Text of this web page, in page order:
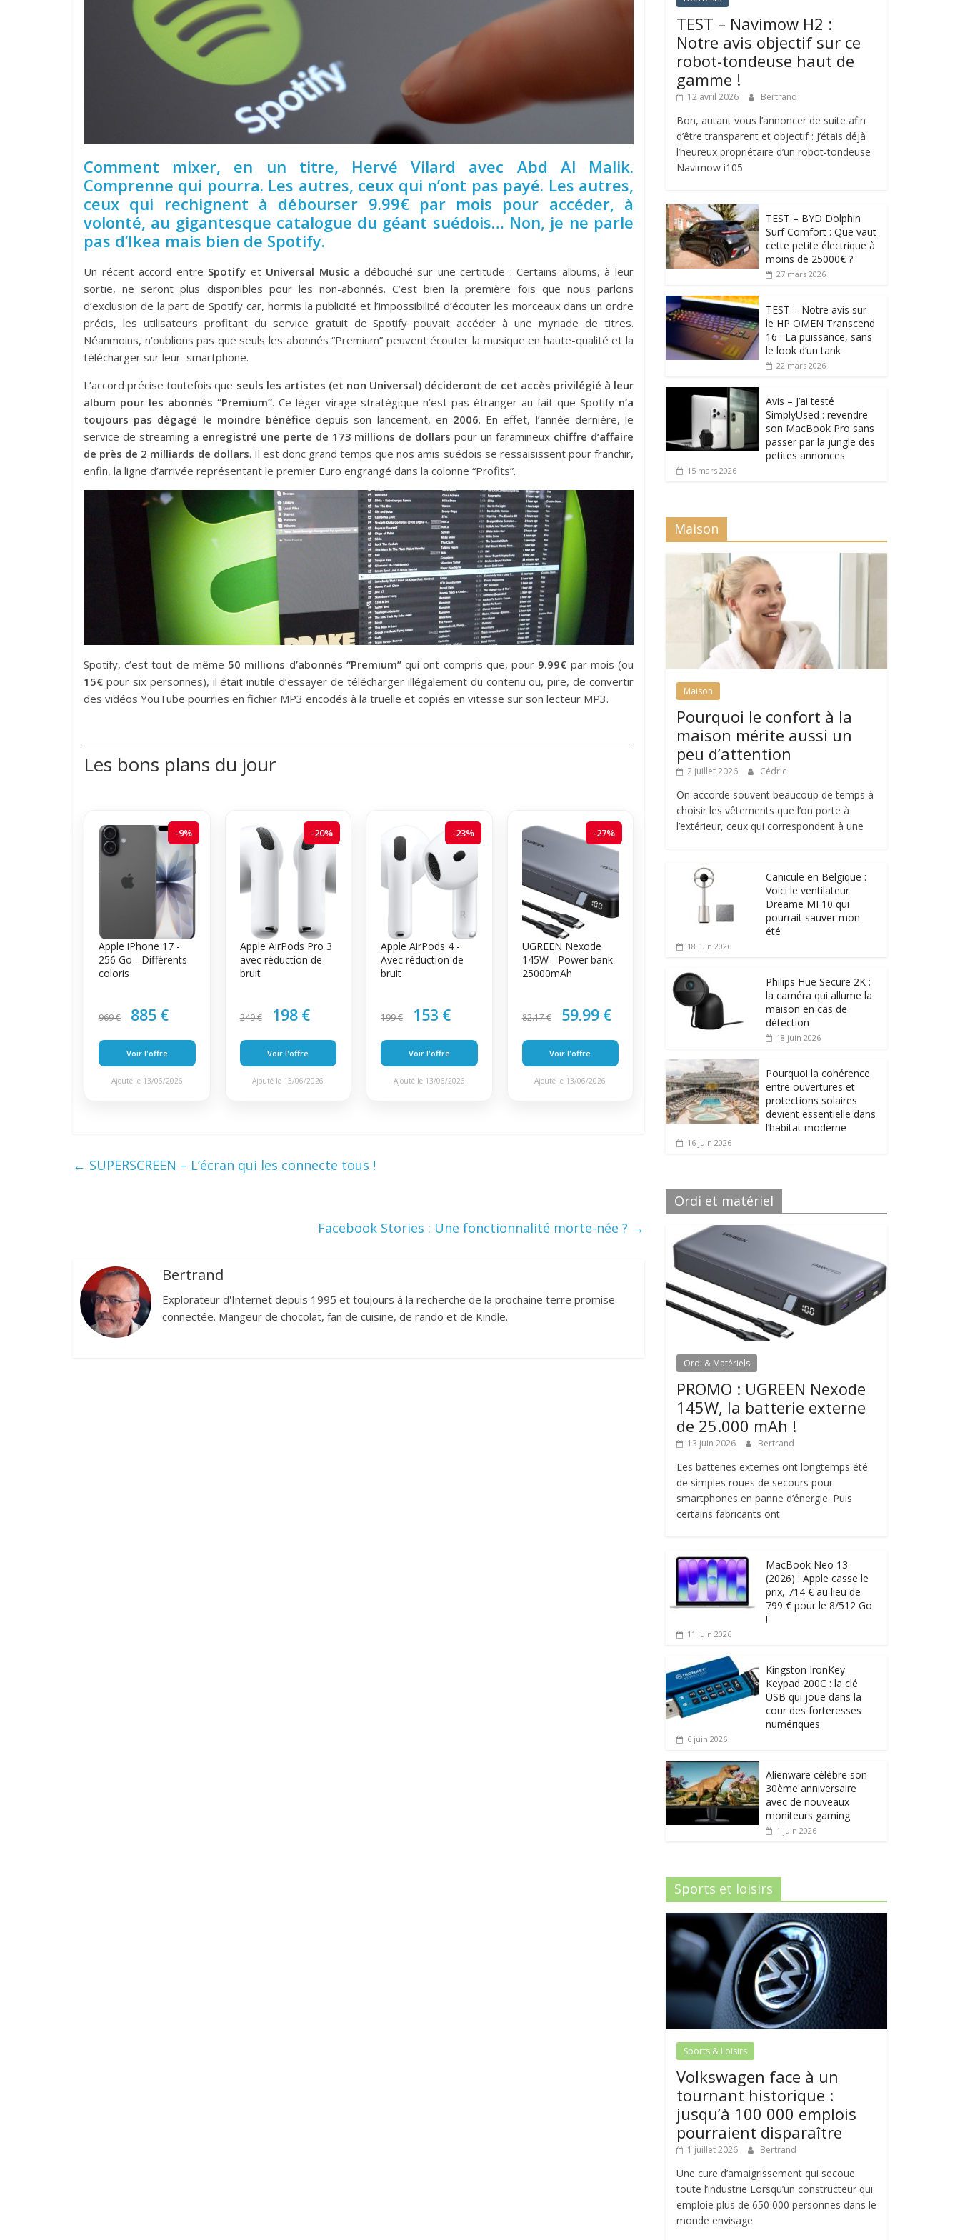
Comment mixer, en un titre, Hervé Vilard avec Abd Al Malik.
Comprenne qui pourra. Les autres, ceux qui n’ont pas payé. Les autres,
ceux qui rechignent à débourser 9.99€ par mois pour accéder, à
volonté, au gigantesque catalogue du géant suédois… Non, je ne parle
pas d’Ikea mais bien de Spotify.
Un récent accord entre Spotify et Universal Music a débouché sur une certitude : Certains albums, à leur
sortie, ne seront plus disponibles pour les non-abonnés. C’est bien la première fois que nous parlons
d’exclusion de la part de Spotify car, hormis la publicité et l’impossibilité d’écouter les morceaux dans un ordre
précis, les utilisateurs profitant du service gratuit de Spotify pouvait accéder à une myriade de titres.
Néanmoins, n’oublions pas que seuls les abonnés “Premium” peuvent écouter la musique en haute-qualité et la
télécharger sur leur smartphone.
L’accord précise toutefois que seuls les artistes (et non Universal) décideront de cet accès privilégié à leur
album pour les abonnés “Premium”. Ce léger virage stratégique n’est pas étranger au fait que Spotify n’a
toujours pas dégagé le moindre bénéfice depuis son lancement, en 2006. En effet, l’année dernière, le
service de streaming a enregistré une perte de 173 millions de dollars pour un faramineux chiffre d’affaire
de près de 2 milliards de dollars. Il est donc grand temps que nos amis suédois se ressaisissent pour franchir,
enfin, la ligne d’arrivée représentant le premier Euro engrangé dans la colonne “Profits”.
Spotify, c’est tout de même 50 millions d’abonnés “Premium”qui ont compris que, pour 9.99€ par mois (ou
15€ pour six personnes), il était inutile d’essayer de télécharger illégalement du contenu ou, pire, de convertir
des vidéos YouTube pourries en fichier MP3 encodés à la truelle et copiés en vitesse sur son lecteur MP3.
Les bons plans du jour
-9%
Apple iPhone 17 -
256 Go - Différents
coloris
969 € 885 €
Voir l'offre
Ajouté le 13/06/2026
-20%
Apple AirPods Pro 3
avec réduction de
bruit
249 € 198 €
Voir l'offre
Ajouté le 13/06/2026
-23%
Apple AirPods 4 -
Avec réduction de
bruit
199 € 153 €
Voir l'offre
Ajouté le 13/06/2026
-27%
UGREEN Nexode
145W - Power bank
25000mAh
82.17 € 59.99 €
Voir l'offre
Ajouté le 13/06/2026
← SUPERSCREEN – L’écran qui les connecte tous !
Facebook Stories : Une fonctionnalité morte-née ? →
Bertrand
Explorateur d'Internet depuis 1995 et toujours à la recherche de la prochaine terre promise
connectée. Mangeur de chocolat, fan de cuisine, de rando et de Kindle.
TEST – Navimow H2 :
Notre avis objectif sur ce
robot-tondeuse haut de
gamme !
12 avril 2026 Bertrand
Bon, autant vous l’annoncer de suite afin
d’être transparent et objectif : J’étais déjà
l’heureux propriétaire d’un robot-tondeuse
Navimow i105
TEST – BYD Dolphin
Surf Comfort : Que vaut
cette petite électrique à
moins de 25000€ ?
27 mars 2026
TEST – Notre avis sur
le HP OMEN Transcend
16 : La puissance, sans
le look d’un tank
22 mars 2026
Avis – J’ai testé
SimplyUsed : revendre
son MacBook Pro sans
passer par la jungle des
petites annonces
15 mars 2026
Maison
Maison
Pourquoi le confort à la
maison mérite aussi un
peu d’attention
2 juillet 2026 Cédric
On accorde souvent beaucoup de temps à
choisir les vêtements que l’on porte à
l’extérieur, ceux qui correspondent à une
Canicule en Belgique :
Voici le ventilateur
Dreame MF10 qui
pourrait sauver mon
été
18 juin 2026
Philips Hue Secure 2K :
la caméra qui allume la
maison en cas de
détection
18 juin 2026
Pourquoi la cohérence
entre ouvertures et
protections solaires
devient essentielle dans
l’habitat moderne
16 juin 2026
Ordi et matériel
Ordi & Matériels
PROMO : UGREEN Nexode
145W, la batterie externe
de 25.000 mAh !
13 juin 2026 Bertrand
Les batteries externes ont longtemps été
de simples roues de secours pour
smartphones en panne d’énergie. Puis
certains fabricants ont
MacBook Neo 13
(2026) : Apple casse le
prix, 714 € au lieu de
799 € pour le 8/512 Go
!
11 juin 2026
Kingston IronKey
Keypad 200C : la clé
USB qui joue dans la
cour des forteresses
numériques
6 juin 2026
Alienware célèbre son
30ème anniversaire
avec de nouveaux
moniteurs gaming
1 juin 2026
Sports et loisirs
Sports & Loisirs
Volkswagen face à un
tournant historique :
jusqu’à 100 000 emplois
pourraient disparaître
1 juillet 2026 Bertrand
Une cure d’amaigrissement qui secoue
toute l’industrie Lorsqu’un constructeur qui
emploie plus de 650 000 personnes dans le
monde envisage